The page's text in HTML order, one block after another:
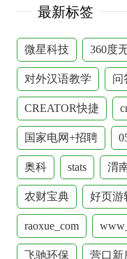
最新标签
微星科技 360度
对外汉语教学 问
CREATOR快捷
国家电网+招聘
奥科 stats 渭
农财宝典 好页游
raoxue_com
飞驰环保 营口新